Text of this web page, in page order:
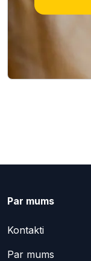
Par mums
Kontakti
Par mums